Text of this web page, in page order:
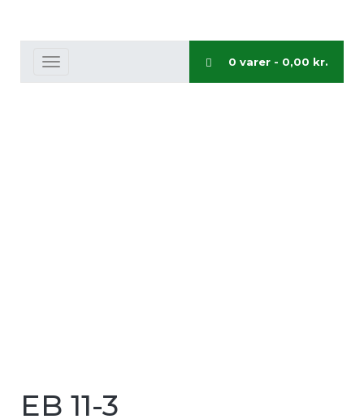
0 varer - 0,00 kr.
Toggle
EB 11-3